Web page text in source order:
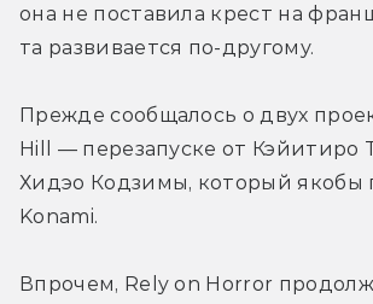
она не поставила крест на
та развивается по-другому.
Прежде сообщалось о двух
Hill — перезапуске от Кэйитиро
Хидэо Кодзимы, который якобы
Konami.
Впрочем, Rely on Horror